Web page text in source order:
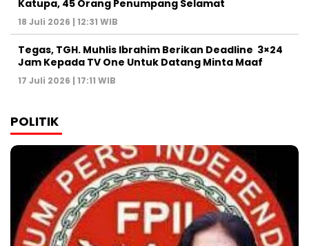
Katupa, 45 Orang Penumpang Selamat
18 Juli 2026 | 12:31 WIB
Tegas, TGH. Muhlis Ibrahim Berikan Deadline 3×24
Jam Kepada TV One Untuk Datang Minta Maaf
17 Juli 2026 | 17:11 WIB
POLITIK